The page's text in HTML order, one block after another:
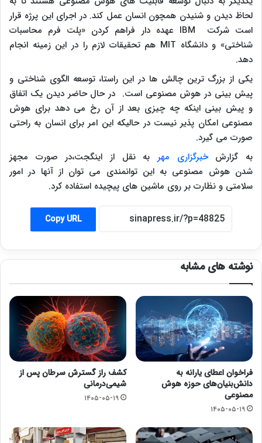
لحاظ دیدن و شنیدن همچون انسان عمل کند. در اجرای این پرژه قرار
است شرکت IBM عهده دار فراهم کردن «پلت فرم محاسبات
شناختی» و دانشگاه MIT هم تحقیقات لازم را در این زمینه انجام
دهد.
یکی از بزرگ ترین چالش ها در این راستا، توسعه الگوی شناختی و
پیش بینی در هوش مصنوعی است. در حال حاضر دیدن یک اتفاق
و پیش بینی اینکه چه چیزی بعد از آن رخ می دهد برای هوش
مصنوعی امکان پذیر نیست در حالیکه این امر برای انسان به راحتی
صورت می گیرد.
به گزارشخبرگزاری مهر به نقل از اینگجت،در صورت مجهز
شدن هوش مصنوعی به این توانمندی می توان از آنها در امور
سلامتی و نظارت بر روی ماشین های پیچیده استفاده کرد.
Copy URL
نوشته های مشابه
فراخوان اعطای یارانه به
دانش‌بنیان‌های حوزه هوش
مصنوعی
۱۴۰۵-۰۵-۱۹
کشف راز گسترش سرطان پس از
شیمی‌درمانی
۱۴۰۵-۰۵-۱۹